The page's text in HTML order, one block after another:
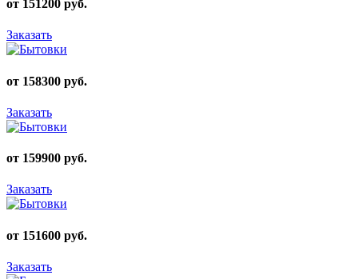
от 151200 руб.
Заказать
от 158300 руб.
Заказать
от 159900 руб.
Заказать
от 151600 руб.
Заказать